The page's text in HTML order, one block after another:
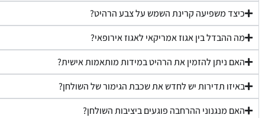
כיצד משפיעה קרינת השמש על צבע הרהיט?
מה ההבדל בין אגוז אמריקאי לאגוז אירופאי?
האם ניתן להזמין את הרהיט במידות מותאמות אישית?
באיזו תדירות יש לחדש את שכבת הגימור של השולחן?
האם מנגנוני ההרחבה פוגעים ביציבות השולחן?